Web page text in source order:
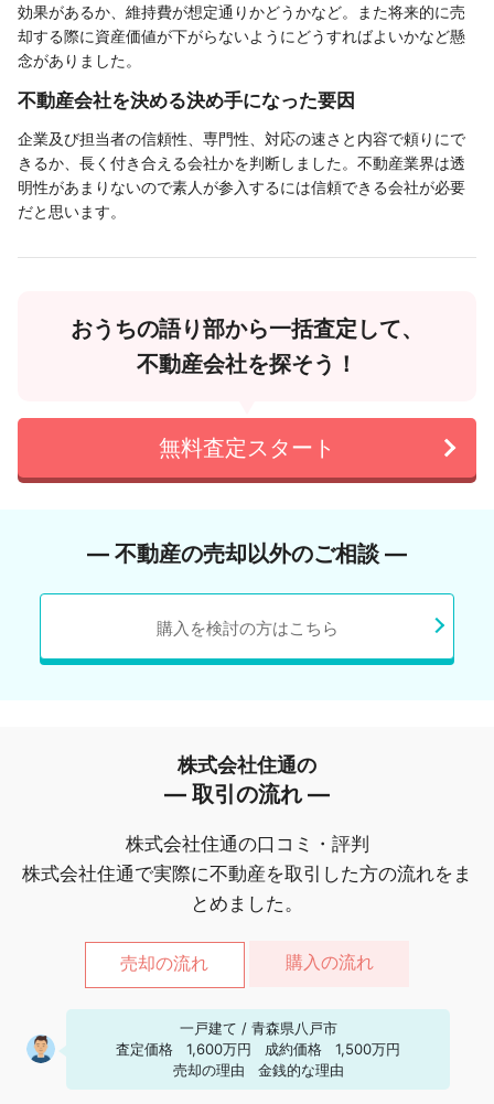
効果があるか、維持費が想定通りかどうかなど。また将来的に売
却する際に資産価値が下がらないようにどうすればよいかなど懸
念がありました。
不動産会社を決める決め手になった要因
企業及び担当者の信頼性、専門性、対応の速さと内容で頼りにで
きるか、長く付き合える会社かを判断しました。不動産業界は透
明性があまりないので素人が参入するには信頼できる会社が必要
だと思います。
おうちの語り部から一括査定して、
不動産会社を探そう！
無料査定スタート
― 不動産の売却以外のご相談 ―
購入を検討の方はこちら
株式会社住通の
― 取引の流れ ―
株式会社住通の口コミ・評判
株式会社住通で実際に不動産を取引した方の流れをま
とめました。
売却の流れ 購入の流れ
一戸建て / 青森県八戸市
査定価格
1,600万円 成約価格
1,500万円
売却の理由
金銭的な理由